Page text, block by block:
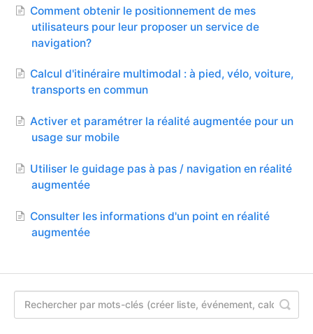
🎓 Wemap Academy
Comment obtenir le positionnement de mes
utilisateurs pour leur proposer un service de
navigation?
Calcul d'itinéraire multimodal : à pied, vélo, voiture,
transports en commun
Activer et paramétrer la réalité augmentée pour un
usage sur mobile
Utiliser le guidage pas à pas / navigation en réalité
augmentée
Consulter les informations d'un point en réalité
augmentée